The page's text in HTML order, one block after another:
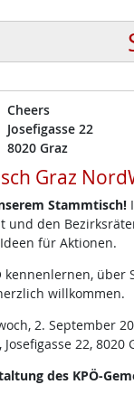
Cheers
Josefigasse 22
8020 Graz
Graz
Stammtisch!
und den
für Aktionen.
kennenlernen,
willkommen.
2. September
22, 8020
des KPÖ-